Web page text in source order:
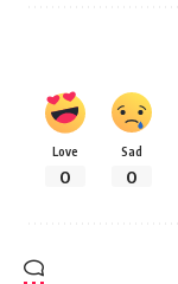
Love
0
Sad
0